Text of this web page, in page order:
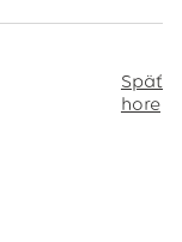
Späť
hore